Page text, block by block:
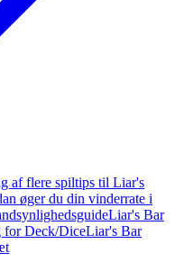
af flere spiltips til Liar's
øger du din vinderrate i
Liar's Bar
for Deck/DiceLiar's Bar